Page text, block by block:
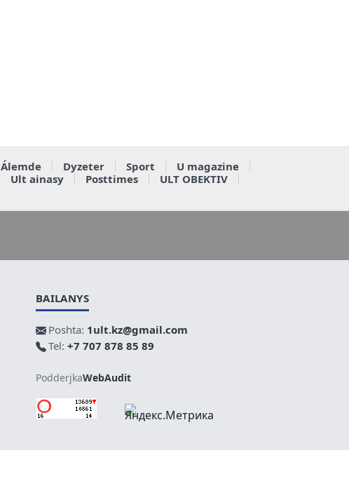
Álemde Dyzeter Sport
U magazine
Ult ainasy Posttimes
ULT OBEKTIV
BAILANYS
Poshta: 1ult.kz@gmail.com
Tel: +7 707 878 85 89
PodderjkaWebAudit